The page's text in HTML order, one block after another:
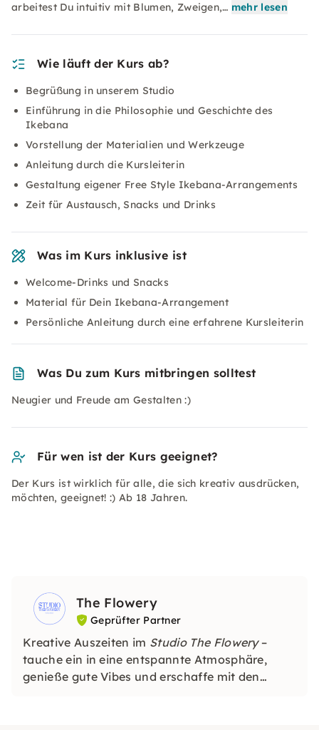
arbeitest Du intuitiv mit Blumen, Zweigen,… mehr lesen
Wie läuft der Kurs ab?
Begrüßung in unserem Studio
Einführung in die Philosophie und Geschichte des
Ikebana
Vorstellung der Materialien und Werkzeuge
Anleitung durch die Kursleiterin
Gestaltung eigener Free Style Ikebana-Arrangements
Zeit für Austausch, Snacks und Drinks
Was im Kurs inklusive ist
Welcome-Drinks und Snacks
Material für Dein Ikebana-Arrangement
Persönliche Anleitung durch eine erfahrene Kursleiterin
Was Du zum Kurs mitbringen solltest
Neugier und Freude am Gestalten :)
Für wen ist der Kurs geeignet?
Der Kurs ist wirklich für alle, die sich kreativ ausdrücken,
möchten, geeignet! :) Ab 18 Jahren.
The Flowery
Geprüfter Partner
Kreative Auszeiten im Studio The Flowery–
tauche ein in eine entspannte Atmosphäre,
genieße gute Vibes und erschaffe mit den